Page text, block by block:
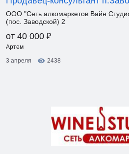
ООО "Сеть алкомаркетов Вайн
(пос. Заводской) 2
от 40 000 ₽
Артем
3 апреля
2438